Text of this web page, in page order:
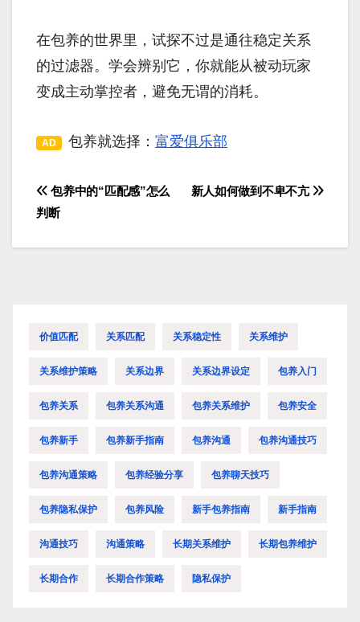
在包养的世界里，试探不过是通往稳定关系
的过滤器。学会辨别它，你就能从被动玩家
变成主动掌控者，避免无谓的消耗。
AD 包养就选择： 富爱俱乐部
文
导
新人如何做到不卑不亢
包养中的“匹配感”怎么
判断
价值匹配 关系匹配 关系稳定性 关系维护
关系维护策略 关系边界 关系边界设定 包养入门
包养关系 包养关系沟通 包养关系维护 包养安全
包养新手 包养新手指南 包养沟通 包养沟通技巧
包养沟通策略 包养经验分享 包养聊天技巧
包养隐私保护 包养风险 新手包养指南 新手指南
沟通技巧 沟通策略 长期关系维护 长期包养维护
长期合作 长期合作策略 隐私保护